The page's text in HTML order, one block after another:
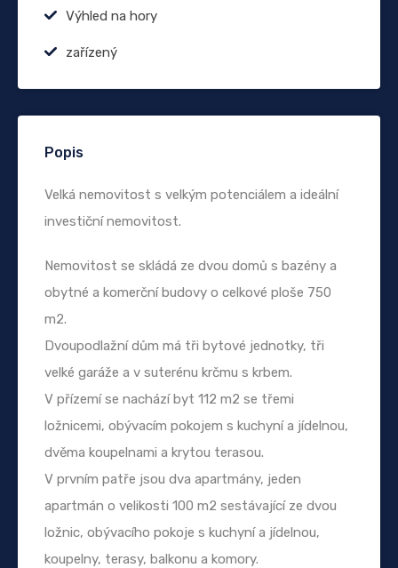
Výhled na hory
zařízený
Popis
Velká nemovitost s velkým potenciálem a ideální
investiční nemovitost.
Nemovitost se skládá ze dvou domů s bazény a
obytné a komerční budovy o celkové ploše 750
m2.
Dvoupodlažní dům má tři bytové jednotky, tři
velké garáže a v suterénu krčmu s krbem.
V přízemí se nachází byt 112 m2 se třemi
ložnicemi, obývacím pokojem s kuchyní a jídelnou,
dvěma koupelnami a krytou terasou.
V prvním patře jsou dva apartmány, jeden
apartmán o velikosti 100 m2 sestávající ze dvou
ložnic, obývacího pokoje s kuchyní a jídelnou,
koupelny, terasy, balkonu a komory.